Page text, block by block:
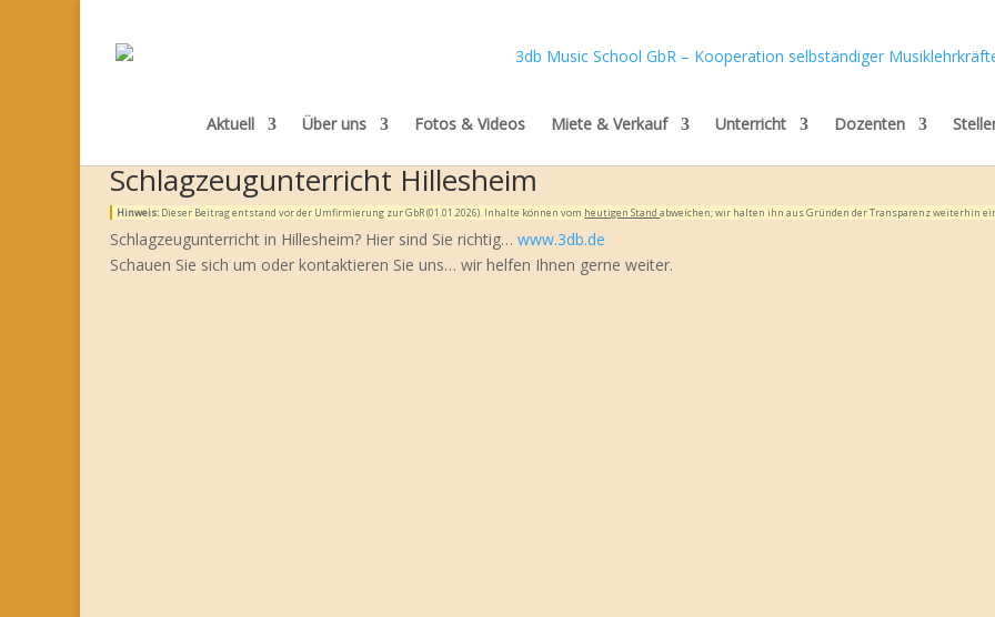
Aktuell Über uns Fotos & Videos Miete & Verkauf Unterricht Dozenten
Schlagzeugunterricht Hillesheim
Hinweis: Dieser Beitrag entstand vor der Umfirmierung zur GbR (01.01.2026). Inhalte können vom heutigen Standabweichen; wir halten ihn aus Gründen der Transparenz weiterhin
Schlagzeugunterricht in Hillesheim? Hier sind Sie richtig…www.3db.de
Schauen Sie sich um oder kontaktieren Sie uns… wir helfen Ihnen gerne weiter.